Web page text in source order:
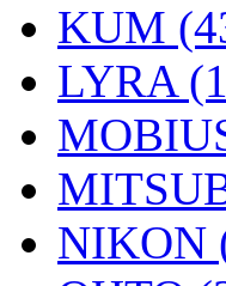
KUM
LYRA
NIKON